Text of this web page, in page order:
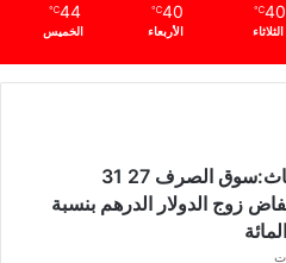
40
℃
الثلاثاء
40
℃
الأربعاء
44
℃
الخميس
مركز الأبحاث:سوق الصرف 27 31
زوج الدولار الدرهم بنسبة